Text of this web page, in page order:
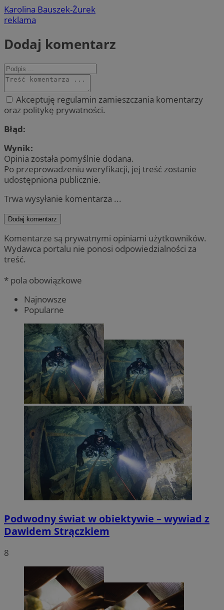
Karolina Bauszek-Żurek
reklama
Dodaj komentarz
Akceptuję regulamin zamieszczania komentarzy
oraz politykę prywatności.
Błąd:
Wynik:
Opinia została pomyślnie dodana.
Po przeprowadzeniu weryfikacji, jej treść zostanie
udostępniona publicznie.
Trwa wysyłanie komentarza ...
Dodaj komentarz
Komentarze są prywatnymi opiniami użytkowników.
Wydawca portalu nie ponosi odpowiedzialności za
treść.
* pola obowiązkowe
Najnowsze
Popularne
Podwodny świat w obiektywie – wywiad z
Dawidem Strączkiem
8